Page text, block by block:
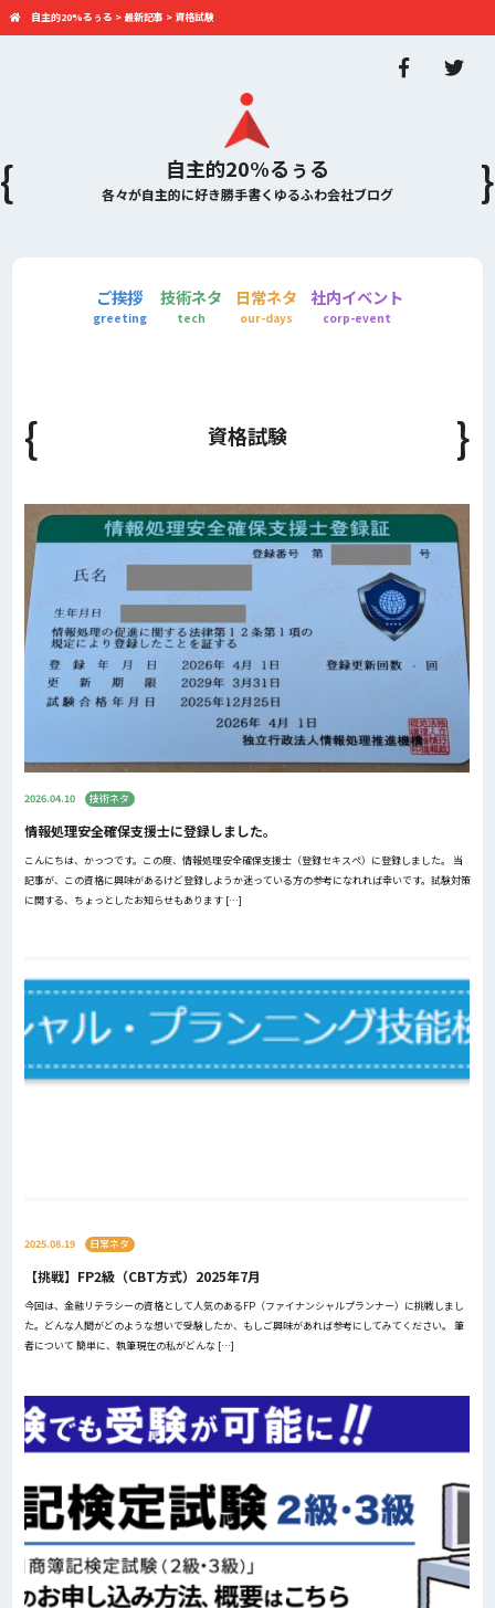
自主的20%るぅる
各々が自主的に好き勝手書くゆるふわ会社ブログ
自主的20%るぅる > 最新記事 > 資格試験
ご挨拶
greeting
技術ネタ
tech
日常ネタ
our-days
社内イベント
corp-event
資格試験
2026.04.10 技術ネタ
情報処理安全確保支援士に登録しました。
こんにちは、かっつです。この度、情報処理安全確保支援士（登録セキスぺ）に登録しました。 当
記事が、この資格に興味があるけど登録しようか迷っている方の参考になれれば幸いです。試験対策
に関する、ちょっとしたお知らせもあります […]
2025.08.19 日常ネタ
【挑戦】FP2級（CBT方式）2025年7月
今回は、金融リテラシーの資格として人気のあるFP（ファイナンシャルプランナー）に挑戦しまし
た。どんな人間がどのような想いで受験したか、もしご興味があれば参考にしてみてください。 筆
者について 簡単に、執筆現在の私がどんな […]